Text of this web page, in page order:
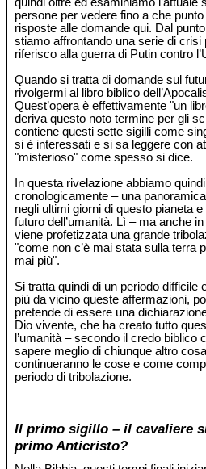
persone per vedere fino a che
risposte alle domande qui. Dal
stiamo affrontando una serie di crisi
riferisco alla guerra di Putin contro
Quando si tratta di domande sul
rivolgermi al libro biblico
Quest’opera è effettivamente "un
deriva questo noto termine per gli
contiene questi sette sigilli come
si è interessati e si sa leggere con
"misterioso" come spesso si dice.
In questa rivelazione abbiamo
cronologicamente – una
negli ultimi giorni di questo pianeta
futuro dell’umanità. Lì – ma anche
viene profetizzata una grande
"come non c’è mai stata sulla terra
mai più".
Si tratta quindi di un periodo difficile
più da vicino queste affermazioni,
pretende di essere una
Dio vivente, che ha creato tutto
l’umanità – secondo il credo biblico
sapere meglio di chiunque altro
continueranno le cose e come
periodo di tribolazione.
Il primo sigillo – il cavaliere
primo Anticristo?